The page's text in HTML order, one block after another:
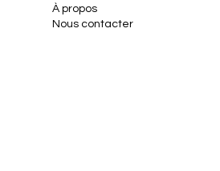
À propos
Nous contacter